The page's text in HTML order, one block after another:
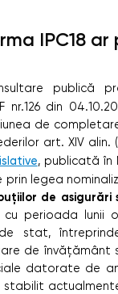
IPC18
publică
din
de
art. XIV alin.
, publicată în
prin legea
de asigurări
perioada lunii
stat,
de învățământ
datorate de
stabilit